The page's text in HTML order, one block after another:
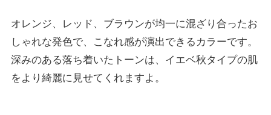
オレンジ、レッド、ブラウンが均一に混ざり合ったお
しゃれな発色で、こなれ感が演出できるカラーです。
深みのある落ち着いたトーンは、イエベ秋タイプの肌
をより綺麗に見せてくれますよ。